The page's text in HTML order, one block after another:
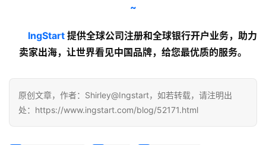
~
lngStart 提供全球公司注册和全球银行开户业务，助力
卖家出海，让世界看见中国品牌，给您最优质的服务。
原创文章，作者：Shirley@Ingstart，如若转载，请注明出
处：https://www.ingstart.com/blog/52171.html